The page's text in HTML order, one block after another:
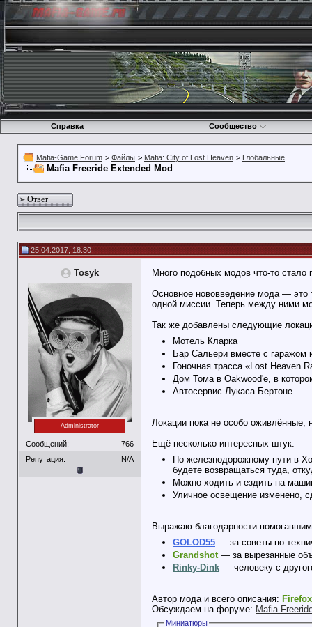
Справка Сообщество
Mafia-Game Forum > Файлы > Mafia: City of Lost Heaven > Глобальные
Mafia Freeride Extended Mod
Ответ
25.04.2017, 18:30
Tosyk
Administrator
Сообщений:
766
Репутация:
N/A
Много подобных модов что-то стало
Основное нововведение мода — это
одной миссии. Теперь между ними
Так же добавлены следующие
Мотель Кларка
Бар Сальери вместе с гаражом
Гоночная трасса «Lost Heaven
Дом Тома в Oakwood'е, в
Автосервис Лукаса Бертоне
Локации пока не особо оживлённые,
Ещё несколько интересных штук:
По железнодорожному пути в
будете возвращаться туда,
Можно ходить и ездить на
Уличное освещение изменено,
Выражаю благодарности
GOLOD55 — за советы по
Grandshot— за вырезанные
Rinky-Dink — человеку с
Автор мода и всего описания:
Обсуждаем на форуме: Mafia
Миниатюры